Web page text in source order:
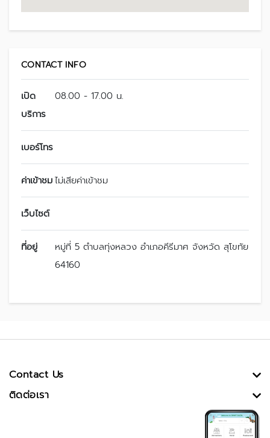
CONTACT INFO
เปิด
บริการ
08.00 - 17.00 น.
เบอร์โทร
ค่าเข้าชมไม่เสียค่าเข้าชม
เว็บไซต์
ที่อยู่
หมู่ที่ 5 ตำบลทุ่งหลวง อำเภอคีรีมาศ จังหวัด สุโขทัย
64160
Contact Us
ติดต่อเรา